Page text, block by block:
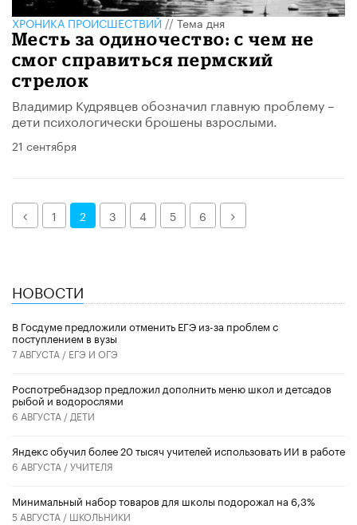
ХРОНИКА ПРОИСШЕСТВИЙ//Тема дня
Месть за одиночество: с чем не
смог справиться пермский
стрелок
Владимир Кудрявцев обозначил главную проблему –
дети психологически брошены взрослыми.
21 сентября
Назад1 2 3 4 5 6 Далее
НОВОСТИ
В Госдуме предложили отменить ЕГЭ из-за проблем с
поступлением в вузы
7 АВГУСТА / ЕГЭ И ОГЭ
Роспотребнадзор предложил дополнить меню школ и детсадов
рыбой и водорослями
6 АВГУСТА / ДЕТИ
​Яндекс обучил более 20 тысяч учителей использовать ИИ в работе
6 АВГУСТА /УЧИТЕЛЯ
Минимальный набор товаров для школы подорожал на 6,3%
5 АВГУСТА / ШКОЛЬНИКИ